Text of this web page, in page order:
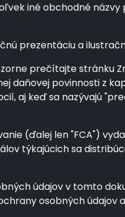
iné obchodné názvy
prezentáciu a
prečítajte stránku
daňovej povinnosti z
aj keď sa nazývajú
(ďalej len "FCA")
týkajúcich sa
údajov v tomto
osobných údajov